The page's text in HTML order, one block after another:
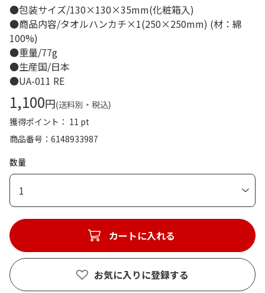
●包装サイズ/130×130×35mm(化粧箱入)
●商品内容/タオルハンカチ×1(250×250mm) (材：綿
100%)
●重量/77g
●生産国/日本
●UA-011 RE
1,100円(送料別・税込)
獲得ポイント： 11 pt
商品番号
6148933987
数量
1
カートに入れる
お気に入りに登録する